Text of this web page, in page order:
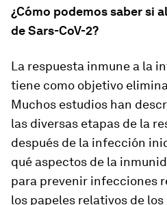
¿Cómo podemos saber si
de Sars-CoV-2?
La respuesta inmune a la
tiene como objetivo
Muchos estudios han
las diversas etapas de la
después de la infección
qué aspectos de la
para prevenir infecciones
los papeles relativos de